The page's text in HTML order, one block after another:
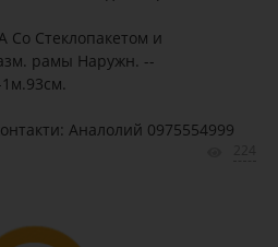
Стеклопакетом и
рамы Наружн. --
Аналолий 0975554999